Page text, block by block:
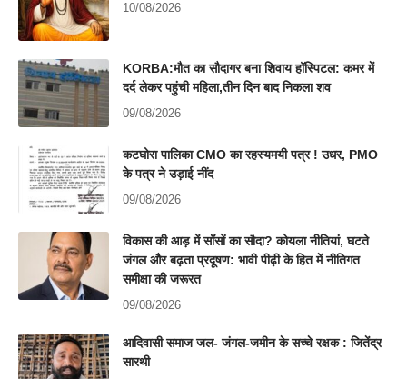
10/08/2026
KORBA:मौत का सौदागर बना शिवाय हॉस्पिटल: कमर में
दर्द लेकर पहुंची महिला,तीन दिन बाद निकला शव
09/08/2026
कटघोरा पालिका CMO का रहस्यमयी पत्र ! उधर, PMO
के पत्र ने उड़ाई नींद
09/08/2026
विकास की आड़ में साँसों का सौदा? कोयला नीतियां, घटते
जंगल और बढ़ता प्रदूषण: भावी पीढ़ी के हित में नीतिगत
समीक्षा की जरूरत
09/08/2026
आदिवासी समाज जल- जंगल-जमीन के सच्चे रक्षक : जितेंद्र
सारथी